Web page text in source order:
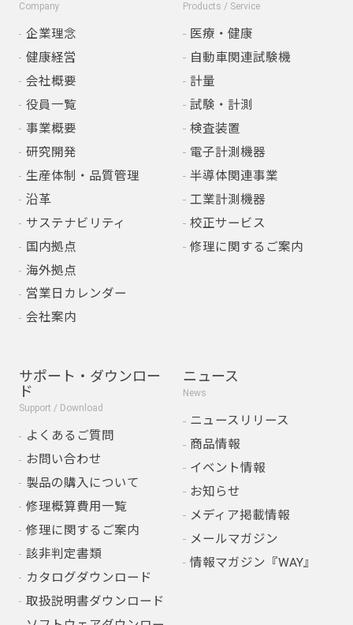
Company
企業理念
健康経営
会社概要
役員一覧
事業概要
研究開発
生産体制・品質管理
沿革
サステナビリティ
国内拠点
海外拠点
営業日カレンダー
会社案内
Products / Service
医療・健康
自動車関連試験機
計量
試験・計測
検査装置
電子計測機器
半導体関連事業
工業計測機器
校正サービス
修理に関するご案内
サポート・ダウンロー
ド
Support / Download
よくあるご質問
お問い合わせ
製品の購入について
修理概算費用一覧
修理に関するご案内
該非判定書類
カタログダウンロード
取扱説明書ダウンロード
ニュース
News
ニュースリリース
商品情報
イベント情報
お知らせ
メディア掲載情報
メールマガジン
情報マガジン『WAY』